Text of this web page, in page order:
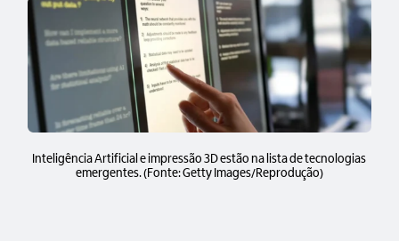
Inteligência Artificial e impressão 3D estão na lista de tecnologias
emergentes. (Fonte: Getty Images/Reprodução)